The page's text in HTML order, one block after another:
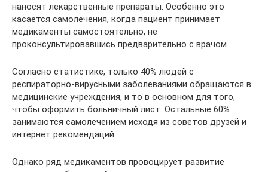
наносят лекарственные препараты. Особенно это
касается самолечения, когда пациент принимает
медикаменты самостоятельно, не
проконсультировавшись предварительно с врачом.
Согласно статистике, только 40% людей с
респираторно-вирусными заболеваниями обращаются в
медицинские учреждения, и то в основном для того,
чтобы оформить больничный лист. Остальные 60%
занимаются самолечением исходя из советов друзей и
интернет рекомендаций.
Однако ряд медикаментов провоцирует развитие